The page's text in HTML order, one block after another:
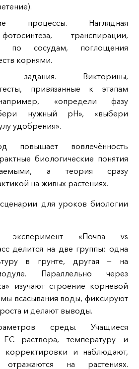
процессы. Наглядная
транспирации,
по сосудам, поглощения
корнями.
задания. Викторины,
привязанные к этапам
«определи фазу
нужный pH», «выбери
удобрения».
повышает вовлечённость
биологические понятия
а теория сразу
на живых растениях.
для уроков биологии
эксперимент «Почва vs
делится на две группы: одна
в грунте, другая — на
Параллельно через
изучают строение корневой
всасывания воды, фиксируют
и делают выводы.
среды. Учащиеся
раствора, температуру и
корректировки и наблюдают,
на растениях.